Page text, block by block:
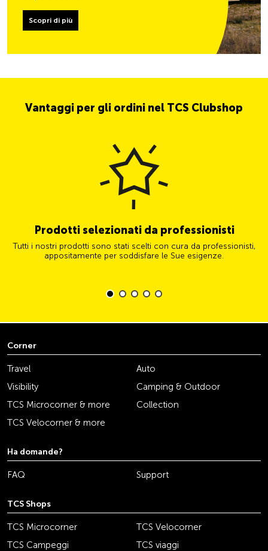
Scopri di più
Vantaggi per gli ordini nel TCS Clubshop
Prodotti selezionati da professionisti
Tutti i nostri prodotti sono stati scelti con cura da professionisti,
appositamente per soddisfare le Sue esigenze.
Corner
Travel
Auto
Visibility
Camping & Outdoor
TCS Microcorner & more
Collection
TCS Velocorner & more
Ha domande?
FAQ Support
TCS Shops
TCS Microcorner
TCS Velocorner
TCS Campeggi
TCS viaggi